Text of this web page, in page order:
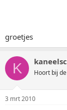
groetjes
K Hoort bij
3 mrt 2010